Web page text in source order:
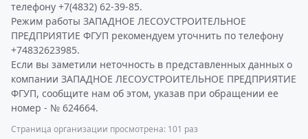
телефону +7(4832) 62-39-85.
Режим работы ЗАПАДНОЕ ЛЕСОУСТРОИТЕЛЬНОЕ
ПРЕДПРИЯТИЕ ФГУП рекомендуем уточнить по телефону
+74832623985.
Если вы заметили неточность в представленных данных о
компании ЗАПАДНОЕ ЛЕСОУСТРОИТЕЛЬНОЕ ПРЕДПРИЯТИЕ
ФГУП, сообщите нам об этом, указав при обращении ее
номер - № 624664.
Страница организации просмотрена: 101 раз